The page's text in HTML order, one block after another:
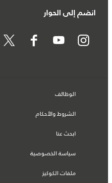
انضم إلى الحوار
الوظائف
الشروط والأحكام
ابحث عنا
سياسة الخصوصية
ملفات الكوكيز